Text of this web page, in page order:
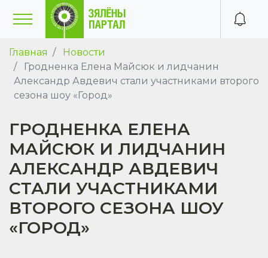
Главная
Новости
Гродненка Елена Майсюк и лидчанин
Александр Авдевич стали участниками второго
сезона шоу «Город»
ГРОДНЕНКА ЕЛЕНА
МАЙСЮК И ЛИДЧАНИН
АЛЕКСАНДР АВДЕВИЧ
СТАЛИ УЧАСТНИКАМИ
ВТОРОГО СЕЗОНА ШОУ
«ГОРОД»